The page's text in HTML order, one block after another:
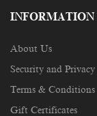
INFORMATION
About Us
Security and Privacy
Terms & Conditions
Gift Certificates